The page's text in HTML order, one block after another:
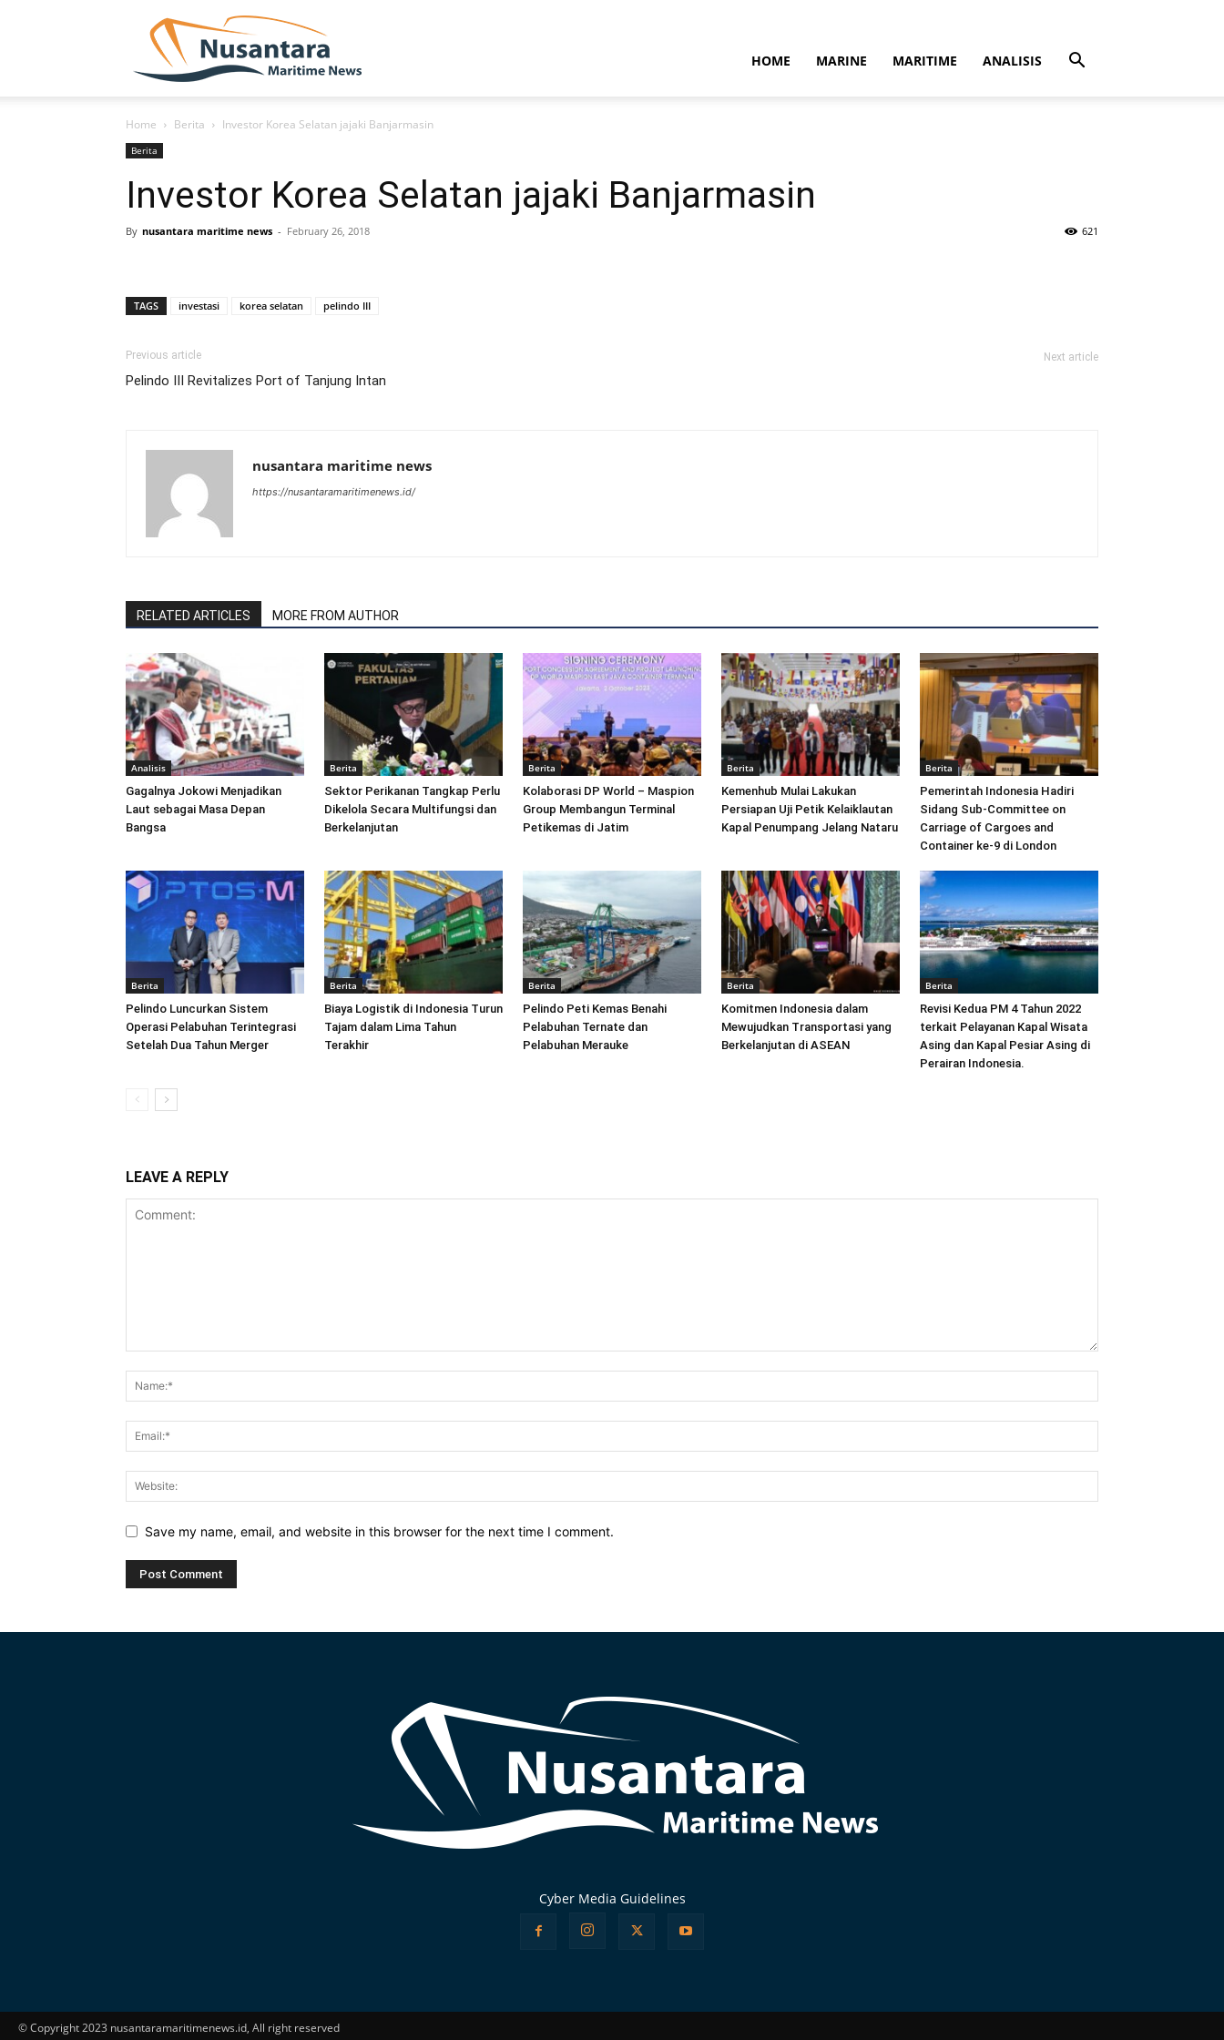
HOME MARINE MARITIME ANALISIS
Home Berita Investor Korea Selatan jajaki Banjarmasin
Berita
Investor Korea Selatan jajaki Banjarmasin
By nusantara maritime news - February 26, 2018 621
TAGS investasi korea selatan pelindo III
Previous article
Pelindo III Revitalizes Port of Tanjung Intan
Next article
nusantara maritime news
https://nusantaramaritimenews.id/
RELATED ARTICLES MORE FROM AUTHOR
Analisis
Gagalnya Jokowi Menjadikan
Laut sebagai Masa Depan
Bangsa
Berita
Sektor Perikanan Tangkap Perlu
Dikelola Secara Multifungsi dan
Berkelanjutan
Berita
Kolaborasi DP World – Maspion
Group Membangun Terminal
Petikemas di Jatim
Berita
Kemenhub Mulai Lakukan
Persiapan Uji Petik Kelaiklautan
Kapal Penumpang Jelang Nataru
Berita
Pemerintah Indonesia Hadiri
Sidang Sub-Committee on
Carriage of Cargoes and
Container ke-9 di London
Berita
Pelindo Luncurkan Sistem
Operasi Pelabuhan Terintegrasi
Setelah Dua Tahun Merger
Berita
Biaya Logistik di Indonesia Turun
Tajam dalam Lima Tahun
Terakhir
Berita
Pelindo Peti Kemas Benahi
Pelabuhan Ternate dan
Pelabuhan Merauke
Berita
Komitmen Indonesia dalam
Mewujudkan Transportasi yang
Berkelanjutan di ASEAN
Berita
Revisi Kedua PM 4 Tahun 2022
terkait Pelayanan Kapal Wisata
Asing dan Kapal Pesiar Asing di
Perairan Indonesia.
LEAVE A REPLY
Save my name, email, and website in this browser for the next time I comment.
Cyber Media Guidelines
© Copyright 2023 nusantaramaritimenews.id, All right reserved